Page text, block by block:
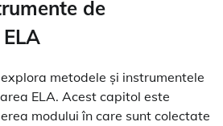
de
metodele și instrumentele
ELA. Acest capitol este
modului în care sunt colectate